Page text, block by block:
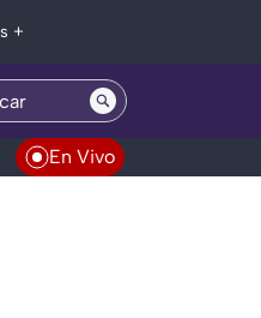
+
En Vivo